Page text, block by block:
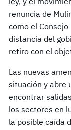
renuncia de
como el
distancia del
retiro con el
Las nuevas
situación y abre
encontrar
los sectores en
la posible caída